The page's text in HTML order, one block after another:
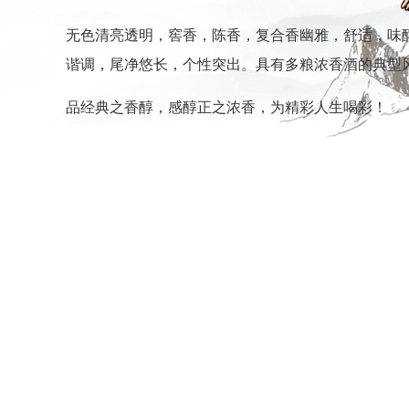
无色清亮透明，窖香，陈香，复合香幽雅，舒适，味
谐调，尾净悠长，个性突出。具有多粮浓香酒的典型
品经典之香醇，感醇正之浓香，为精彩人生喝彩！